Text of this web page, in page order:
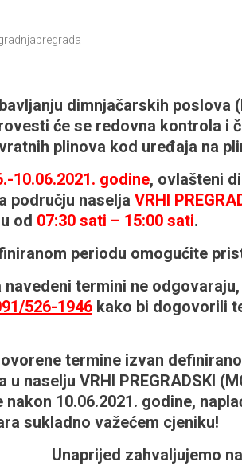
dimnjačarskih poslova
će se redovna kontrola i
plinova kod uređaja na
10.06.2021. godine, ovlašteni
području naselja VRHI
od 07:30 sati – 15:00 sati.
periodu omogućite
termini ne
526-1946 kako bi dogovorili
termine izvan
naselju VRHI PREGRADSKI
10.06.2021. godine,
sukladno važećem cjeniku!
Unaprijed zahvaljujemo